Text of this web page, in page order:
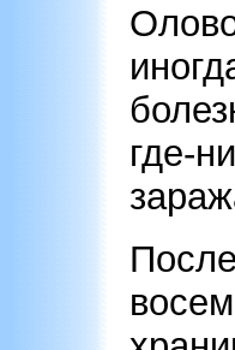
где-